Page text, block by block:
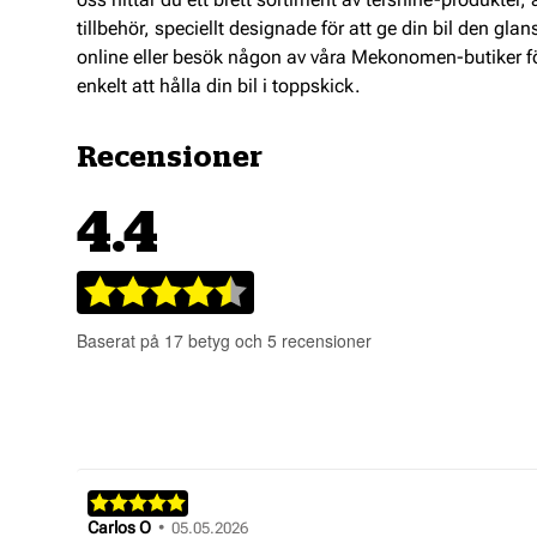
tillbehör, speciellt designade för att ge din bil den
online eller besök någon av våra Mekonomen-butiker
enkelt att hålla din bil i toppskick.
Recensioner
4.4
Betyg:
4.4
utav
Baserat på 17 betyg och 5 recensioner
Recensionsförfattare:
Carlos O • Recensionsdatum:
05.05.2026
Recensionsbetyg:
5.0